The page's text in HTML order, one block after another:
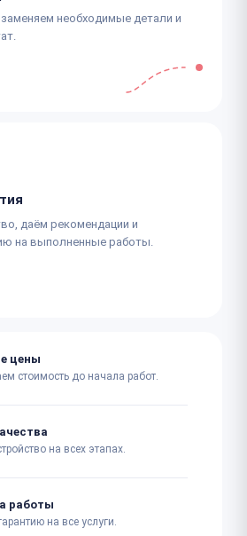
необходимые детали и
даём рекомендации и
на выполненные работы.
цены
стоимость до начала работ.
на всех этапах.
работы
на все услуги.